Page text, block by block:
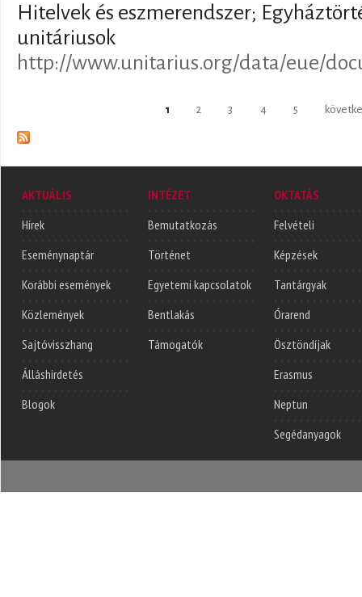
Hitelvek és eszmerendszer;
unitáriusok
http://www.unitarius.org/data/eue/
1 2 3 4 5
AKTUÁLIS
Hírek
Eseménynaptár
Korábbi események
Közlemények
Sajtóvisszhang
Álláshirdetés
Blogok
INTÉZET
Bemutatkozás
Történet
Egyetemi kapcsolatok
Bentlakás
Támogatók
OKTATÁS
Felvételi
Képzések
Tantárgyak
Órarend
Ösztöndíjak
Erasmus
Neptun
Segédanyagok